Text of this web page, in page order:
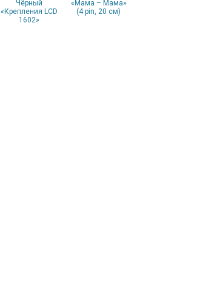
Чёрный
«Крепления LCD
1602»
«Мама – Мама»
(4 pin, 20 см)